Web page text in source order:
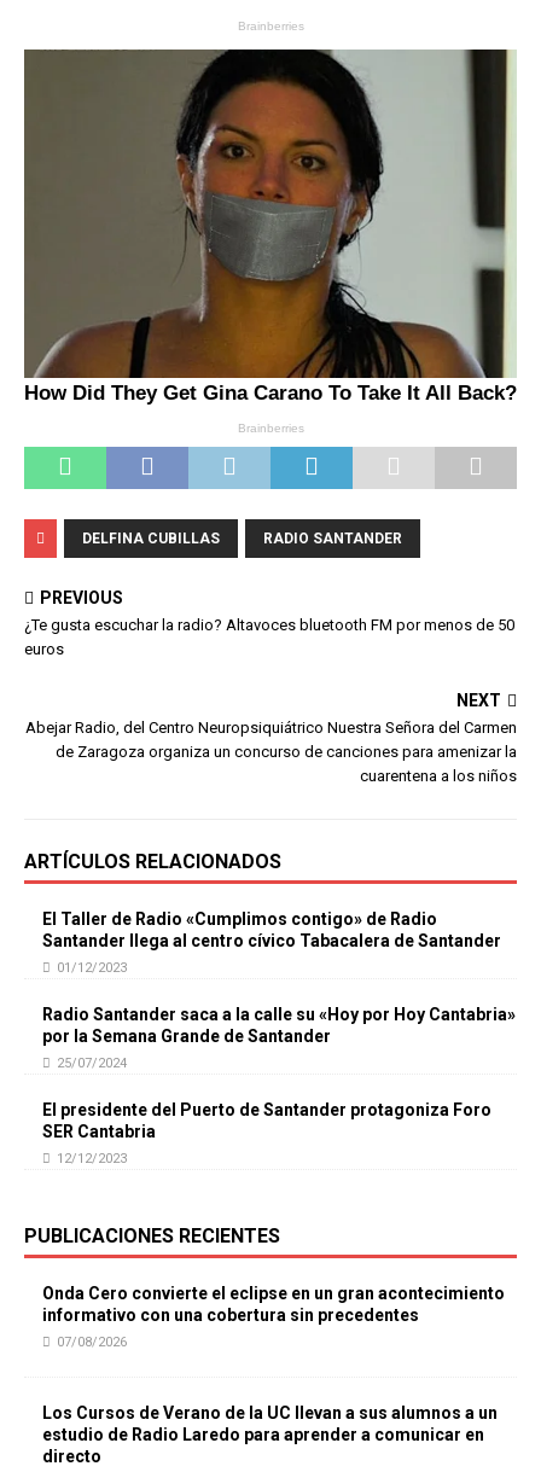
DELFINA CUBILLAS RADIO SANTANDER
PREVIOUS
¿Te gusta escuchar la radio? Altavoces bluetooth FM por menos de 50
euros
NEXT
Abejar Radio, del Centro Neuropsiquiátrico Nuestra Señora del Carmen
de Zaragoza organiza un concurso de canciones para amenizar la
cuarentena a los niños
ARTÍCULOS RELACIONADOS
El Taller de Radio «Cumplimos contigo» de Radio
Santander llega al centro cívico Tabacalera de Santander
01/12/2023
Radio Santander saca a la calle su «Hoy por Hoy Cantabria»
por la Semana Grande de Santander
25/07/2024
El presidente del Puerto de Santander protagoniza Foro
SER Cantabria
12/12/2023
PUBLICACIONES RECIENTES
Onda Cero convierte el eclipse en un gran acontecimiento
informativo con una cobertura sin precedentes
07/08/2026
Los Cursos de Verano de la UC llevan a sus alumnos a un
estudio de Radio Laredo para aprender a comunicar en
directo